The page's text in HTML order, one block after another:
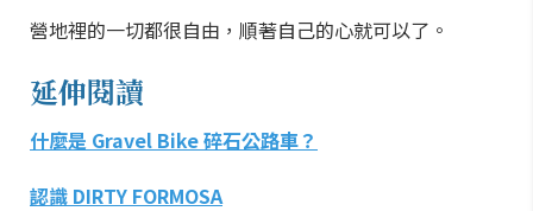
營地裡的一切都很自由，順著自己的心就可以了。
延伸閱讀
什麼是 Gravel Bike 碎石公路車？
認識 DIRTY FORMOSA